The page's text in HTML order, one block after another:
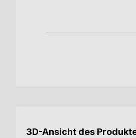
3D-Ansicht des